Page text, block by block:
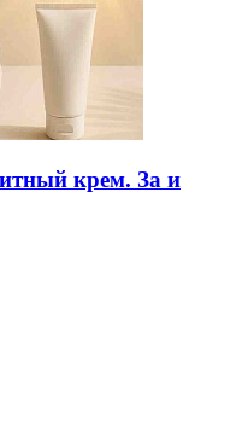
крем. За и